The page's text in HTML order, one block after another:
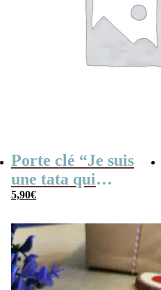
Porte clé “Je suis
une tata qui
déchire”
5,90€